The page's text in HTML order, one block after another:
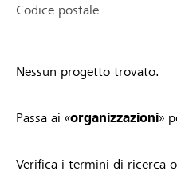
Codice postale
Nessun progetto trovato.
Passa ai «organizzazioni»
Verifica i termini di ricerca